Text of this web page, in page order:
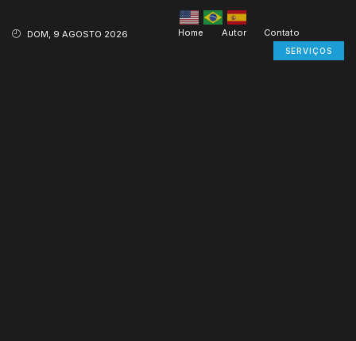
DOM, 9 AGOSTO 2026 Home Autor Contato
SERVIÇOS